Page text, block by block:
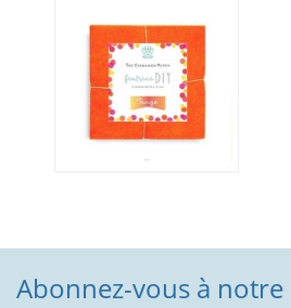
Abonnez-vous à notre